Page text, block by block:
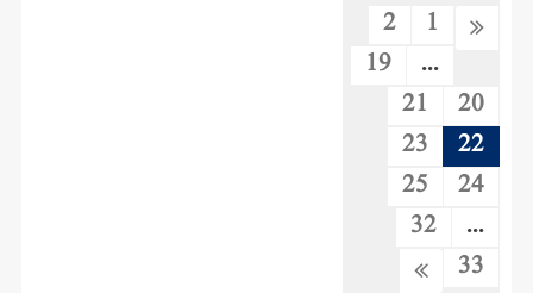
1
2
...
19
20
21
22
23
24
25
...
32
33